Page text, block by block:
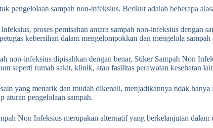
pengelolaan sampah non-infeksius. Berikut adalah beberapa
proses pemisahan antara sampah non-infeksius dengan
kebersihan dalam mengelompokkan dan mengelola sampah
non-infeksius dipisahkan dengan benar, Stiker Sampah Non
seperti rumah sakit, klinik, atau fasilitas perawatan kesehatan
yang menarik dan mudah dikenali, menjadikannya tidak
aturan pengelolaan sampah.
Non Infeksius merupakan alternatif yang berkelanjutan dalam